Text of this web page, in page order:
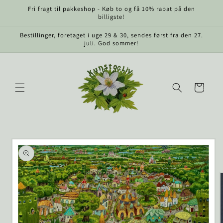
Gå tilFri fragt til pakkeshop - Køb to og få 10% rabat på den
billigste!
Bestillinger, foretaget i uge 29 & 30, sendes først fra den 27.
juli. God sommer!
Indkøbskurv